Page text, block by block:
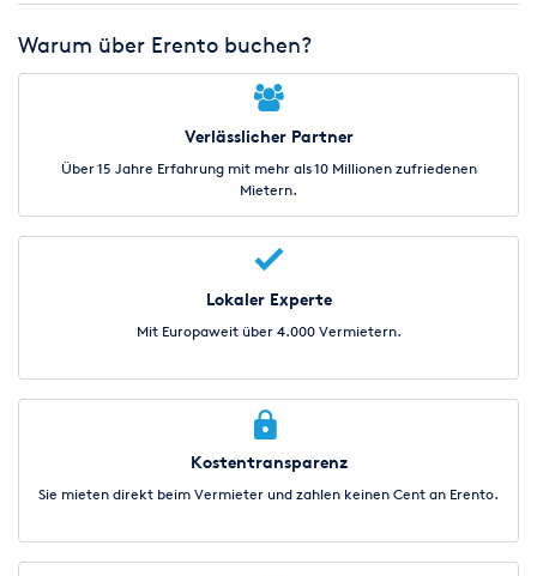
Warum über Erento buchen?
Verlässlicher Partner
Über 15 Jahre Erfahrung mit mehr als 10 Millionen zufriedenen
Mietern.
Lokaler Experte
Mit Europaweit über 4.000 Vermietern.
Kostentransparenz
Sie mieten direkt beim Vermieter und zahlen keinen Cent an Erento.